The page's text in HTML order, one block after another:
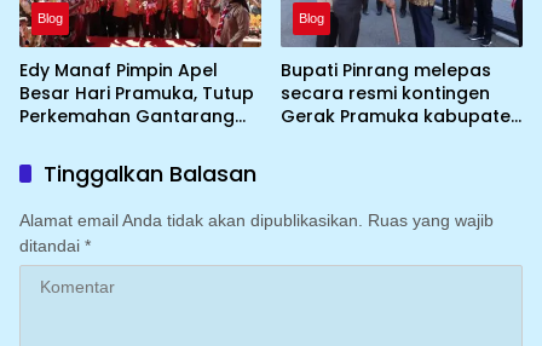
Blog
Edy Manaf Pimpin Apel
Besar Hari Pramuka, Tutup
Perkemahan Gantarang
Jamnas XII 2026
Blog
Bupati Pinrang melepas
secara resmi kontingen
Gerak Pramuka kabupaten
Tinggalkan Balasan
Alamat email Anda tidak akan dipublikasikan.
Ruas yang wajib
ditandai *